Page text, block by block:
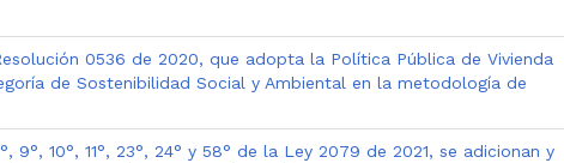
0536 de 2020, que adopta la Política Pública de Vivienda
de Sostenibilidad Social y Ambiental en la metodología de
10°, 11°, 23°, 24° y 58° de la Ley 2079 de 2021, se adicionan y